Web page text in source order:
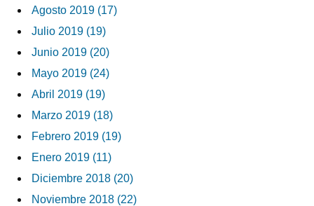
Agosto 2019 (17)
Julio 2019 (19)
Junio 2019 (20)
Mayo 2019 (24)
Abril 2019 (19)
Marzo 2019 (18)
Febrero 2019 (19)
Enero 2019 (11)
Diciembre 2018 (20)
Noviembre 2018 (22)